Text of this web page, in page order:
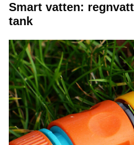
Smart vatten:
tank